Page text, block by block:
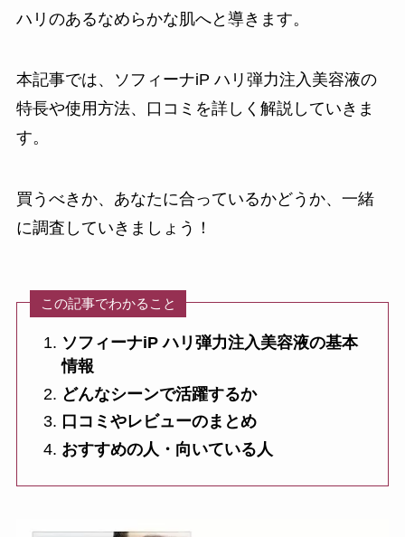
ハリのあるなめらかな肌へと導きます。
本記事では、ソフィーナiP ハリ弾力注入美容液の
特長や使用方法、口コミを詳しく解説していきま
す。
買うべきか、あなたに合っているかどうか、一緒
に調査していきましょう！
この記事でわかること
ソフィーナiP ハリ弾力注入美容液の基本
情報
どんなシーンで活躍するか
口コミやレビューのまとめ
おすすめの人・向いている人